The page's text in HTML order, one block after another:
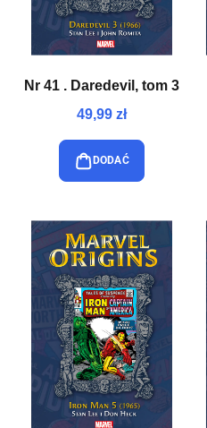
Nr 41 . Daredevil, tom 3
49,99 zł
DODAĆ